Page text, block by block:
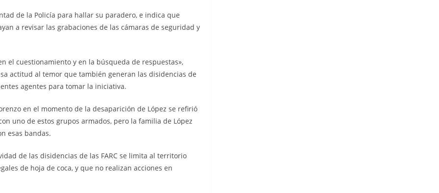
de la Policía para hallar su paradero, e indica que
a revisar las grabaciones de las cámaras de seguridad y
el cuestionamiento y en la búsqueda de respuestas»,
actitud al temor que también generan las disidencias de
agentes para tomar la iniciativa.
en el momento de la desaparición de López se refirió
uno de estos grupos armados, pero la familia de López
esas bandas.
de las disidencias de las FARC se limita al territorio
de hoja de coca, y que no realizan acciones en